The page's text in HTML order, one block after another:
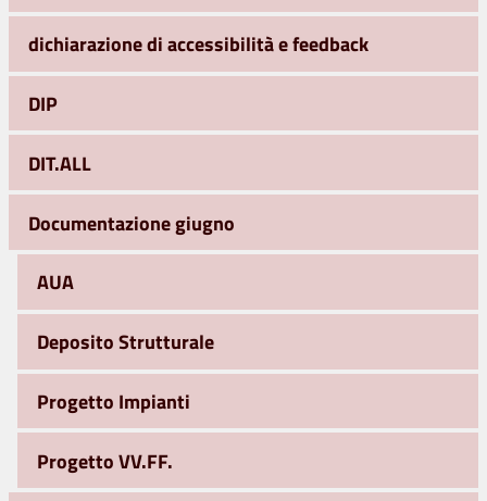
dichiarazione di accessibilità e feedback
DIP
DIT.ALL
Documentazione giugno
AUA
Deposito Strutturale
Progetto Impianti
Progetto VV.FF.